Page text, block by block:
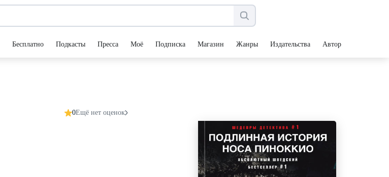
Бесплатно Подкасты Пресса Моё Подписка Магазин Жанры Издательства Авторы
0Ещё нет оценок